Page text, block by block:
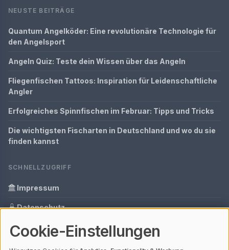
NEUSTE BEITRÄGE
Quantum Angelköder: Eine revolutionäre Technologie für
den Angelsport
Angeln Quiz: Teste dein Wissen über das Angeln
Fliegenfischen Tattoos: Inspiration für Leidenschaftliche
Angler
Erfolgreiches Spinnfischen im Februar: Tipps und Tricks
Die wichtigsten Fischarten in Deutschland und wo du sie
finden kannst
SCHNELLZUGRIFF
Impressum
Datenschutz
Informationen zur Inhalt
Cookie-Einstellungen